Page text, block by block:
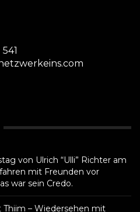
von Ulrich “Ulli” Richter am
mit Freunden vor
war sein Credo.
Thiim – Wiedersehen mit